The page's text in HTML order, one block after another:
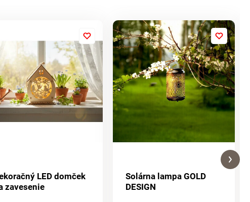
LED domček
zavesenie
Solárna lampa GOLD
DESIGN